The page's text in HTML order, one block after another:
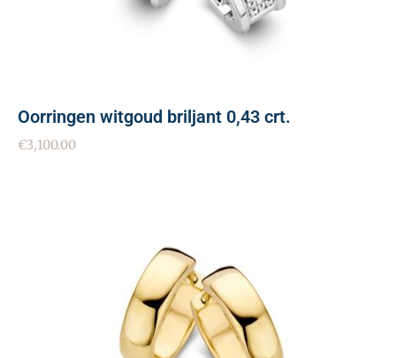
Oorringen witgoud briljant 0,43 crt.
€3,100.00